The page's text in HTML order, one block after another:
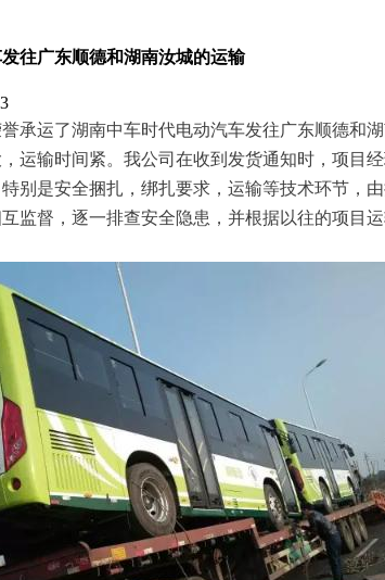
往广东顺德和湖南汝城的运输
承运了湖南中车时代电动汽车发往广东顺德和
运输时间紧。我公司在收到发货通知时，项
别是安全捆扎，绑扎要求，运输等技术环节，
监督，逐一排查安全隐患，并根据以往的项目